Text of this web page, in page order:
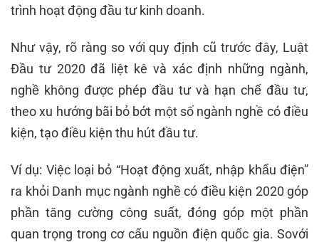
trình hoạt động đầu tư kinh doanh.
Như vậy, rõ ràng so với quy định cũ trước đây, Luật
Đầu tư 2020 đã liệt kê và xác định những ngành,
nghề không được phép đầu tư và hạn chế đầu tư,
theo xu hướng bãi bỏ bớt một số ngành nghề có điều
kiện, tạo điều kiện thu hút đầu tư.
Ví dụ: Việc loại bỏ “Hoạt động xuất, nhập khẩu điện”
ra khỏi Danh mục ngành nghề có điều kiện 2020 góp
phần tăng cường công suất, đóng góp một phần
quan trọng trong cơ cấu nguồn điện quốc gia. Sovới